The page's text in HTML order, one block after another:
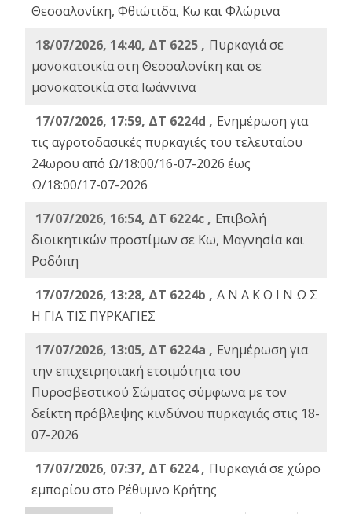
Θεσσαλονίκη, Φθιώτιδα, Κω και Φλώρινα
18/07/2026, 14:40, ΔΤ 6225 , Πυρκαγιά σε
μονοκατοικία στη Θεσσαλονίκη και σε
μονοκατοικία στα Ιωάννινα
17/07/2026, 17:59, ΔΤ 6224d , Ενημέρωση για
τις αγροτοδασικές πυρκαγιές του τελευταίου
24ωρου από Ω/18:00/16-07-2026 έως
Ω/18:00/17-07-2026
17/07/2026, 16:54, ΔΤ 6224c , Επιβολή
διοικητικών προστίμων σε Κω, Μαγνησία και
Ροδόπη
17/07/2026, 13:28, ΔΤ 6224b , Α Ν Α Κ Ο Ι Ν Ω Σ
Η ΓΙΑ ΤΙΣ ΠΥΡΚΑΓΙΕΣ
17/07/2026, 13:05, ΔΤ 6224a , Ενημέρωση για
την επιχειρησιακή ετοιμότητα του
Πυροσβεστικού Σώματος σύμφωνα με τον
δείκτη πρόβλεψης κινδύνου πυρκαγιάς στις 18-
07-2026
17/07/2026, 07:37, ΔΤ 6224 , Πυρκαγιά σε χώρο
εμπορίου στο Ρέθυμνο Κρήτης